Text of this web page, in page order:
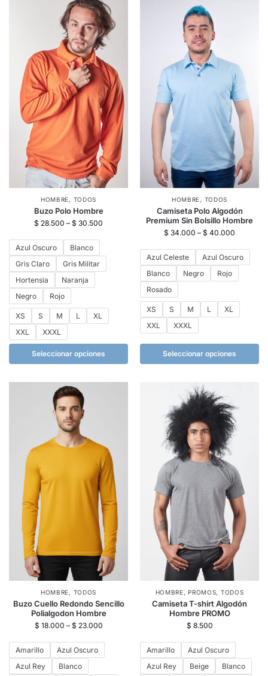
HOMBRE, TODOS
Buzo Polo Hombre
$ 28.500 – $ 30.500
Azul Oscuro
Blanco
Gris Claro
Gris Militar
Hortensia
Naranja
Negro
Rojo
XS S M L
XL
XXL
XXXL
Seleccionar opciones
HOMBRE, TODOS
Camiseta Polo Algodón
Premium Sin Bolsillo Hombre
$ 34.000 – $ 40.000
Azul Celeste
Azul Oscuro
Blanco
Negro
Rojo
Rosado
XS S M L
XL
XXL
XXXL
Seleccionar opciones
HOMBRE, TODOS
Buzo Cuello Redondo Sencillo
Polialgodon Hombre
$ 18.000 – $ 23.000
Amarillo
Azul Oscuro
Azul Rey
Blanco
HOMBRE,PROMOS, TODOS
Camiseta T-shirt Algodón
Hombre PROMO
$ 8.500
Amarillo
Azul Oscuro
Azul Rey
Beige
Blanco